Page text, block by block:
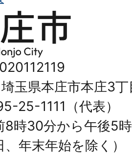
玉県本庄市本庄3丁
25-1111（代表）
8時30分から午後5
年末年始を除く）